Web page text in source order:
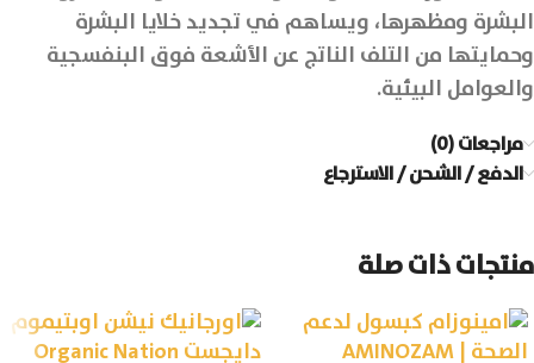
البشرة ومظهرها، ويساهم في تجديد خلايا البشرة
وحمايتها من التلف الناتج عن الأشعة فوق البنفسجية
والعوامل البيئية.
مراجعات (0)
الدفع / الشحن / الاسترجاع
منتجات ذات صلة